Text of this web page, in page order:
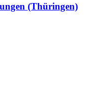
(Thüringen)